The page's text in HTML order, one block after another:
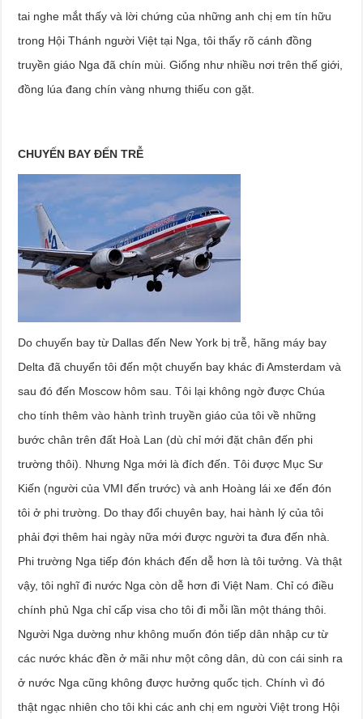
tai nghe mắt thấy và lời chứng của những anh chị em tín hữu
trong Hội Thánh người Việt tại Nga, tôi thấy rõ cánh đồng
truyền giáo Nga đã chín mùi. Giống như nhiều nơi trên thế giới,
đồng lúa đang chín vàng nhưng thiếu con gặt.
CHUYẾN BAY ĐẾN TRỄ
Do chuyến bay từ Dallas đến New York bị trễ, hãng máy bay
Delta đã chuyển tôi đến một chuyến bay khác đi Amsterdam và
sau đó đến Moscow hôm sau. Tôi lại không ngờ được Chúa
cho tính thêm vào hành trình truyền giáo của tôi về những
bước chân trên đất Hoà Lan (dù chỉ mới đặt chân đến phi
trường thôi). Nhưng Nga mới là đích đến. Tôi được Mục Sư
Kiến (người của VMI đến trước) và anh Hoàng lái xe đến đón
tôi ở phi trường. Do thay đổi chuyên bay, hai hành lý của tôi
phải đợi thêm hai ngày nữa mới được người ta đưa đến nhà.
Phi trường Nga tiếp đón khách đến dễ hơn là tôi tưởng. Và thật
vậy, tôi nghĩ đi nước Nga còn dễ hơn đi Việt Nam. Chỉ có điều
chính phủ Nga chỉ cấp visa cho tôi đi mỗi lần một tháng thôi.
Người Nga dường như không muốn đón tiếp dân nhập cư từ
các nước khác đền ở mãi như một công dân, dù con cái sinh ra
ở nước Nga cũng không được hưởng quốc tịch. Chính vì đó
thật ngạc nhiên cho tôi khi các anh chị em người Việt trong Hội